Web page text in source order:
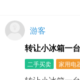
游客
转让小冰箱一台
二手买卖 家用电